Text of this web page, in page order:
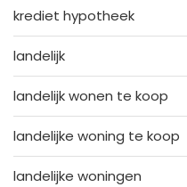
krediet hypotheek
landelijk
landelijk wonen te koop
landelijke woning te koop
landelijke woningen